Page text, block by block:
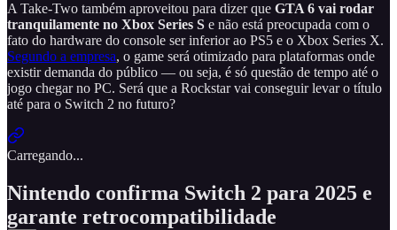
A Take-Two também aproveitou para dizer que GTA 6 vai rodar
tranquilamente no Xbox Series S e não está preocupada com o
fato do hardware do console ser inferior ao PS5 e o Xbox Series X.
Segundo a empresa, o game será otimizado para plataformas onde
existir demanda do público — ou seja, é só questão de tempo até o
jogo chegar no PC. Será que a Rockstar vai conseguir levar o título
até para o Switch 2 no futuro?
Carregando...
Nintendo confirma Switch 2 para 2025 e
garante retrocompatibilidade